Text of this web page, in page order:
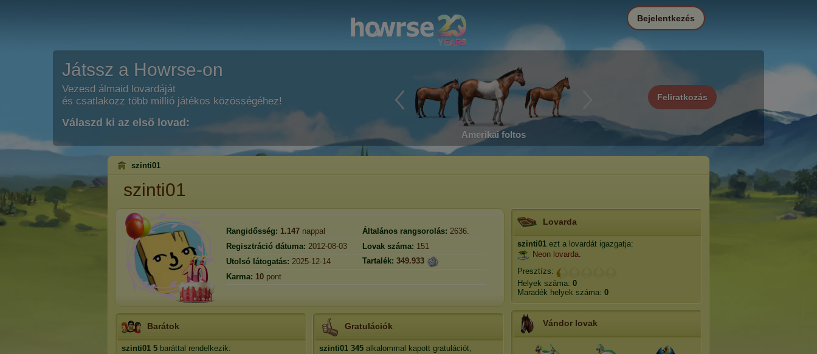
Játssz a Howrse-on
Vezesd álmaid lovardáját
és csatlakozz több millió játékos közösségéhez!
Válaszd ki az első lovad:
Amerikai foltos
Feliratkozás
Bejelentkezés
szinti01
szinti01
Rangidősség: 1.147 nappal Általános rangsorolás: 2636.
Regisztráció dátuma: 2012-08-03 Lovak száma: 151
Utolsó látogatás: 2025-12-14 Tartalék: 349.933
Karma: 10 pont
Barátok
szinti01 5 baráttal rendelkezik:
Gratulációk
szinti01 345 alkalommal kapott gratulációt,
Lovarda
szinti01 ezt a lovardát igazgatja:
Neon lovarda.
Presztízs:
Helyek száma: 0
Maradék helyek száma: 0
Vándor lovak